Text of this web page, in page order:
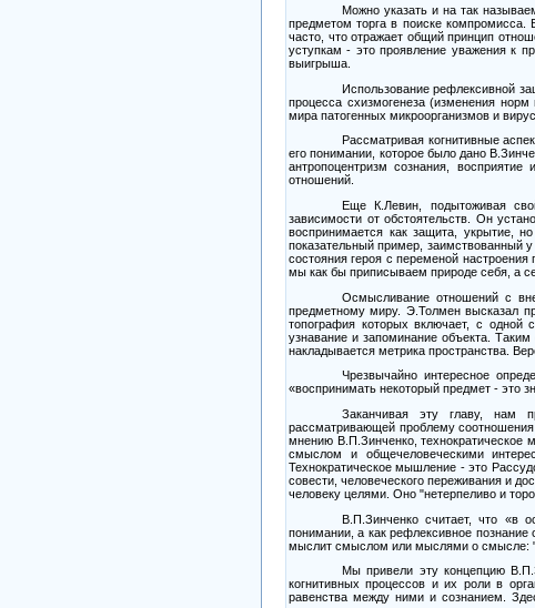
Можно указать и на так
предметом торга в поиске компромисса.
часто, что отражает общий принцип
уступкам - это проявление уважения к
выигрыша.
Использование рефлексивной
процесса схизмогенеза (изменения
мира патогенных микроорганизмов и
Рассматривая когнитивные
его понимании, которое было дано
антропоцентризм сознания,
отношений.
Еще К.Левин, подытоживая
зависимости от обстоятельств. Он
воспринимается как защита, укрытие,
показательный пример, заимствованный
состояния героя с переменой
мы как бы приписываем природе себя, а
Осмысливание отношений с
предметному миру. Э.Толмен высказал
топография которых включает, с одной
узнавание и запоминание объекта.
накладывается метрика пространства.
Чрезвычайно интересное
«воспринимать некоторый предмет - это
Заканчивая эту главу, нам
рассматривающей проблему
мнению В.П.Зинченко, технократическое
смыслом и общечеловеческими
Технократическое мышление -это
совести, человеческого переживания и
человеку целями. Оно "нетерпеливо и
В.П.Зинченко считает, что «в
понимании, а как рефлексивное
мыслит смыслом или мыслями о смысле:
Мы привели эту концепцию
когнитивных процессов и их роли в
равенства между ними и сознанием.